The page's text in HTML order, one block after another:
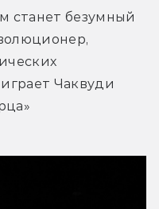
станет безумный
Чаквуди